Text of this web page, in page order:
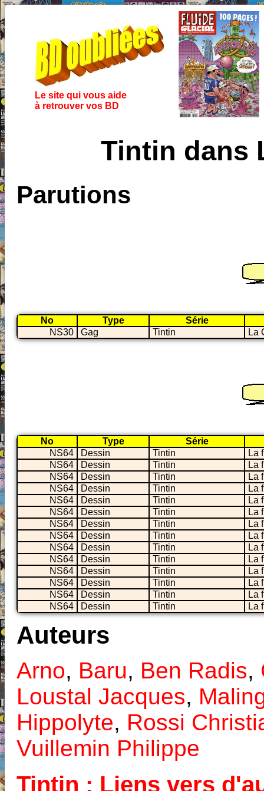
Le site qui vous aide
à retrouver vos BD
Tintin dans
Parutions
No Type
Série
NS30
Gag Tintin La
No Type
Série
NS64
Dessin Tintin
La
NS64
Dessin Tintin
La
NS64
Dessin Tintin
La
NS64
Dessin Tintin
La
NS64
Dessin Tintin
La
NS64
Dessin Tintin
La
NS64
Dessin Tintin
La
NS64
Dessin Tintin
La
NS64
Dessin Tintin
La
NS64
Dessin Tintin
La
NS64
Dessin Tintin
La
NS64
Dessin Tintin
La
NS64
Dessin Tintin
La
NS64
Dessin Tintin La
Auteurs
Arno, Baru, Ben Radis,
Loustal Jacques,
Hippolyte, Rossi
Vuillemin Philippe
Tintin : Liens vers